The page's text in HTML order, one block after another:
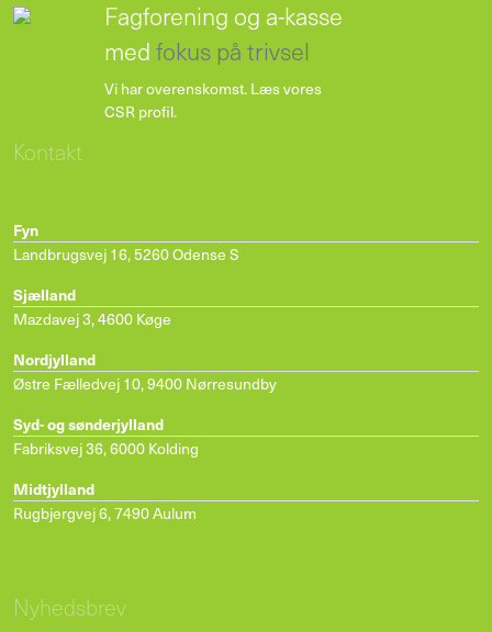
Fagforening og a-kasse
med fokus på trivsel
Vi har overenskomst.Læs vores
CSR profil.
Kontakt
Fyn
Landbrugsvej 16,5260 Odense S
Sjælland
Mazdavej 3,4600 Køge
Nordjylland
Østre Fælledvej 10,9400 Nørresundby
Syd- og sønderjylland
Fabriksvej 36,6000 Kolding
Midtjylland
Rugbjergvej 6,7490 Aulum
Nyhedsbrev